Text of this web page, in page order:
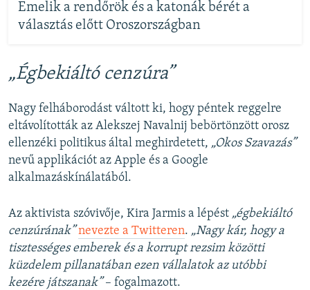
Emelik a rendőrök és a katonák bérét a
választás előtt Oroszországban
„Égbekiáltó cenzúra”
Nagy felháborodást váltott ki, hogy péntek reggelre
eltávolították az Alekszej Navalnij bebörtönzött orosz
ellenzéki politikus által meghirdetett, „Okos Szavazás”
nevű applikációt az Apple és a Google
alkalmazáskínálatából.
Az aktivista szóvivője, Kira Jarmis a lépést „égbekiáltó
cenzúrának” nevezte a Twitteren. „Nagy kár, hogy a
tisztességes emberek és a korrupt rezsim közötti
küzdelem pillanatában ezen vállalatok az utóbbi
kezére játszanak”– fogalmazott.